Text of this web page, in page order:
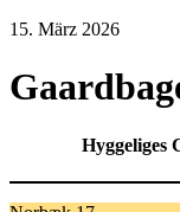
15. März 2026
Hyggeliges